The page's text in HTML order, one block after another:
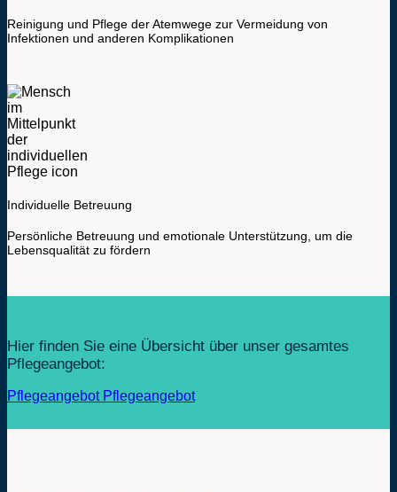
Reinigung und Pflege der Atemwege zur Vermeidung von
Infektionen und anderen Komplikationen
Individuelle Betreuung
Persönliche Betreuung und emotionale Unterstützung, um die
Lebensqualität zu fördern
Hier finden Sie eine Übersicht über unser gesamtes
Pflegeangebot:
Pflegeangebot Pflegeangebot